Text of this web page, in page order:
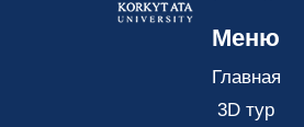
Меню
Главная
3D тур